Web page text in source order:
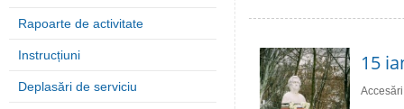
Rapoarte de activitate
Instrucțiuni
Deplasări de serviciu
15